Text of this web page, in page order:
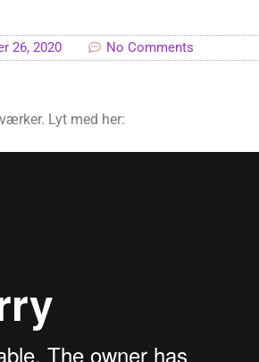
26, 2020 No Comments
Lyt med her: